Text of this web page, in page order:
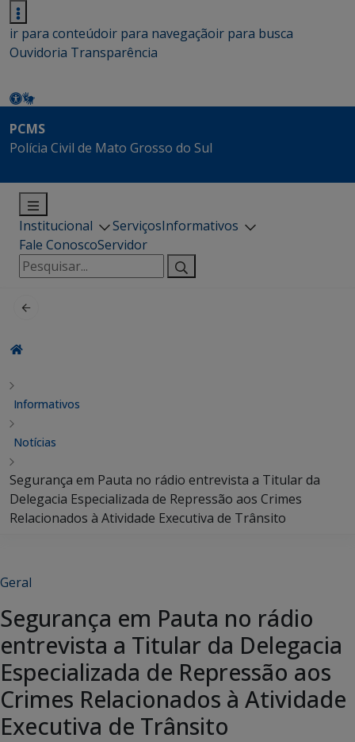
ir para conteúdoir para navegaçãoir para busca
Ouvidoria Transparência
PCMS
Polícia Civil de Mato Grosso do Sul
Institucional ServiçosInformativos
Fale ConoscoServidor
Pesquisar
por:
Informativos
Notícias
Segurança em Pauta no rádio entrevista a Titular da
Delegacia Especializada de Repressão aos Crimes
Relacionados à Atividade Executiva de Trânsito
Geral
Segurança em Pauta no rádio
entrevista a Titular da Delegacia
Especializada de Repressão aos
Crimes Relacionados à Atividade
Executiva de Trânsito